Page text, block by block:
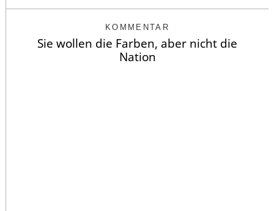
KOMMENTAR
Sie wollen die Farben, aber nicht die
Nation